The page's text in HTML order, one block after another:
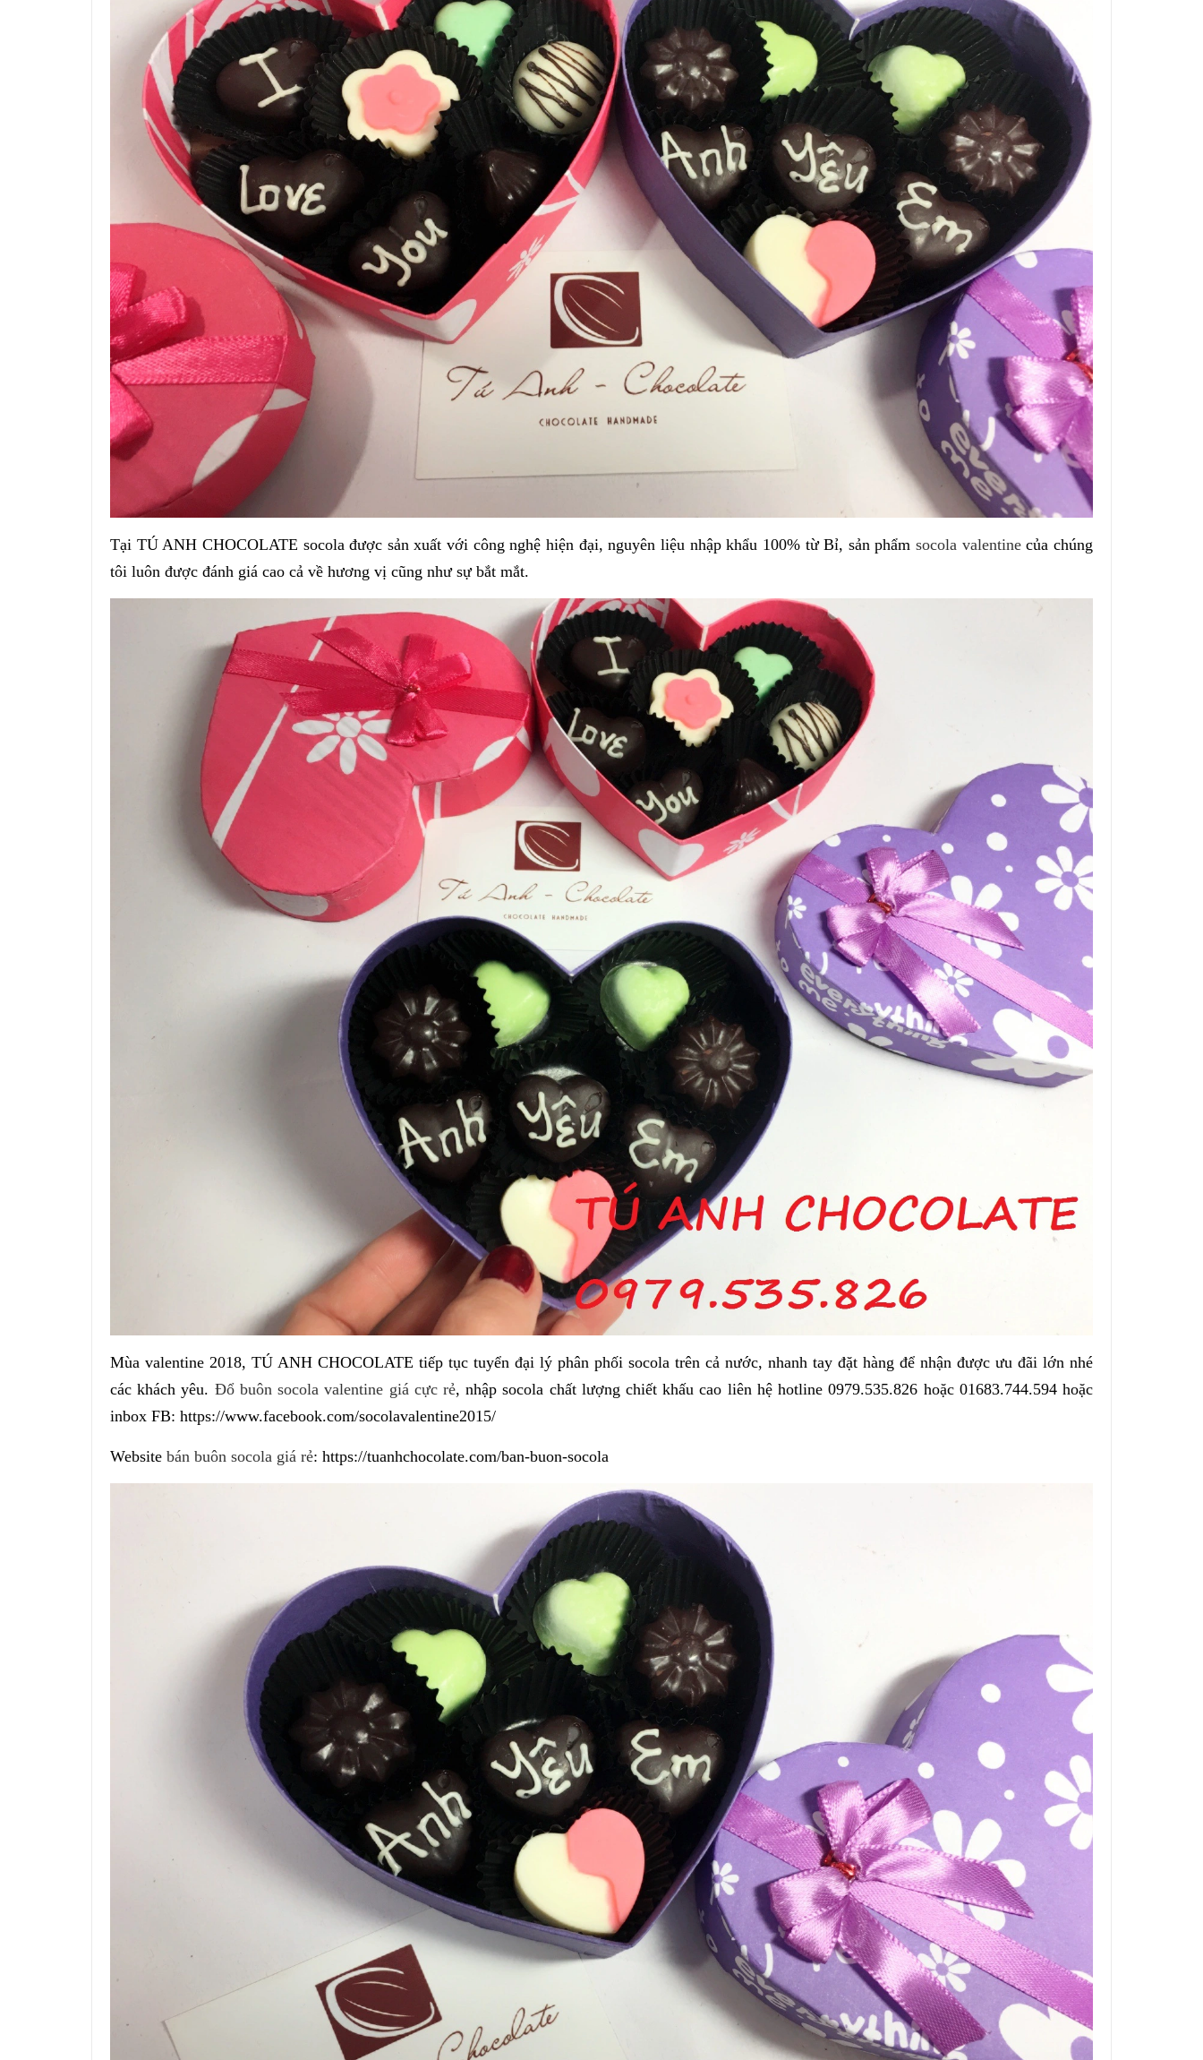
Tại TÚ ANH CHOCOLATE socola được sản xuất với công nghệ hiện đại, nguyên liệu nhập khẩu 100% từ Bỉ, sản phẩmsocola valentinecủa chúng
tôi luôn được đánh giá cao cả về hương vị cũng như sự bắt mắt.
Mùa valentine 2018, TÚ ANH CHOCOLATE tiếp tục tuyển đại lý phân phối socola trên cả nước, nhanh tay đặt hàng để nhận được ưu đãi lớn nhé
các khách yêu. Đổ buôn socola valentine giá cực rẻ, nhập socola chất lượng chiết khấu cao liên hệ hotline 0979.535.826 hoặc 01683.744.594 hoặc
inbox FB: https://www.facebook.com/socolavalentine2015/
Website bán buôn socola giá rẻ: https://tuanhchocolate.com/ban-buon-socola